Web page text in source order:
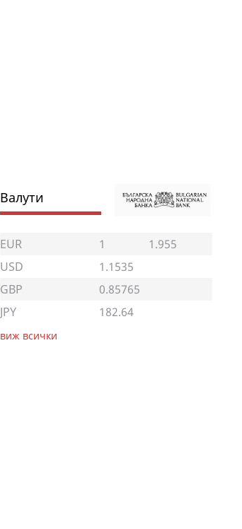
Валути
EUR 1
1.955
USD
1.1535
GBP
0.85765
JPY
182.64
виж всички